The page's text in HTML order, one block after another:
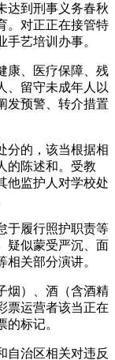
达到刑事义务春秋
。对正正在接管特
艺培训办事。
、医疗保障、残
、留守未成年人以
发预警、转介措置
的，该当根据相
的陈述和。受教
他监护人对学校处
履行照护职责等
疑似蒙受严沉、面
关部分演讲。
）、酒（含酒精
票运营者该当正在
标记。
治区相关对违反